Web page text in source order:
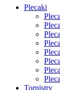
Plecaki
Tornistry